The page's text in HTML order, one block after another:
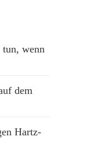
tun, wenn
dem
Hartz-